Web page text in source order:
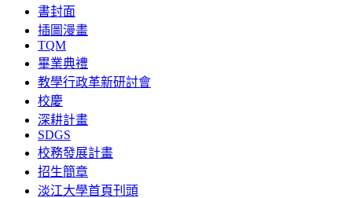
書封面
插圖漫畫
TQM
畢業典禮
教學行政革新研討會
校慶
深耕計畫
SDGS
校務發展計畫
招生簡章
淡江大學首頁刊頭